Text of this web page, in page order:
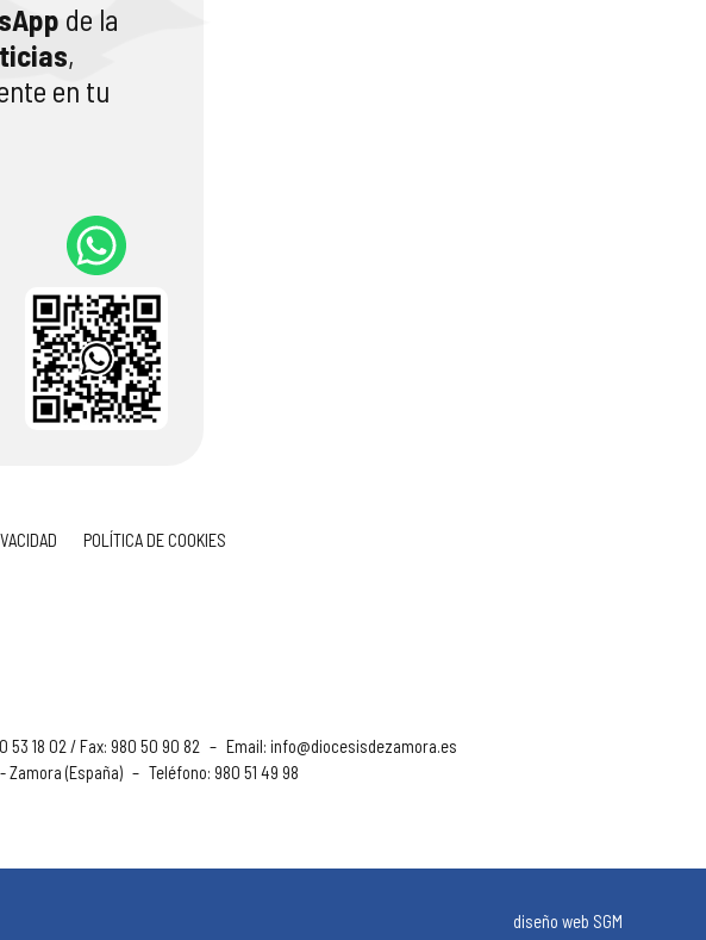
de la
,
en tu
POLÍTICA DE COOKIES
53 18 02 / Fax: 980 50 90 82 – Email: info@diocesisdezamora.es
Zamora (España) – Teléfono: 980 51 49 98
diseño web SGM